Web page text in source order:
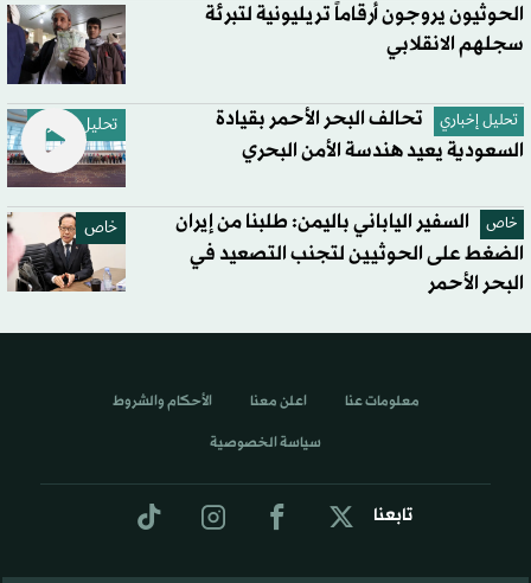
الحوثيون يروجون أرقاماً تريليونية لتبرئة
سجلهم الانقلابي
تحليل إخباري تحليل إخباري
تحالف البحر الأحمر بقيادة
السعودية يعيد هندسة الأمن البحري
خاص خاص
السفير الياباني باليمن: طلبنا من إيران
الضغط على الحوثيين لتجنب التصعيد في
البحر الأحمر
تابعنا
معلومات عنا اعلن معنا الأحكام والشروط
سياسة الخصوصية